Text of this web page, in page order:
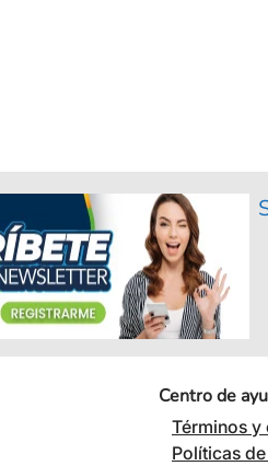
Centro de
Términos
Políticas